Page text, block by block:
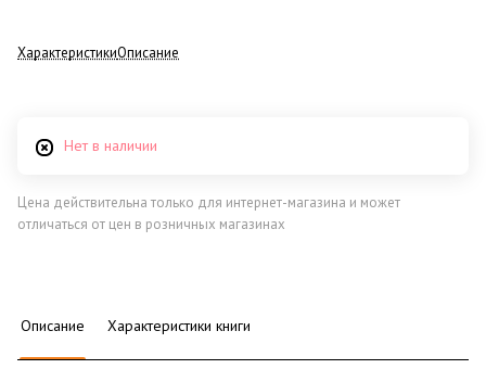
ХарактеристикиОписание
Нет в наличии
Цена действительна только для интернет-магазина и может
отличаться от цен в розничных магазинах
Описание Характеристики книги